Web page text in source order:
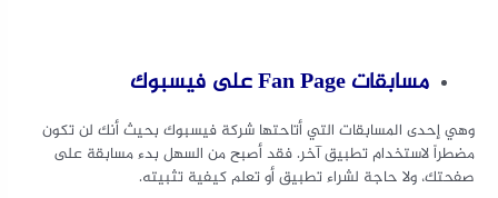
مسابقاتFan Pageعلى فيسبوك
وهي إحدى المسابقات التي أتاحتها شركة فيسبوك بحيث أنك لن تكون
مضطراً لاستخدام تطبيق آخر. فقد أصبح من السهل بدء مسابقة على
صفحتك، ولا حاجة لشراء تطبيق أو تعلم كيفية تثبيته.